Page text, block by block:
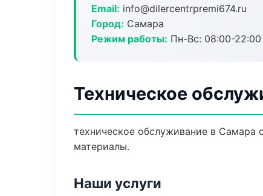
Email: info@dilercentrpremi674.ru
Город: Самара
Режим работы: Пн-Вс: 08:00-22:00
Техническое
техническое обслуживание в Самара
материалы.
Наши услуги